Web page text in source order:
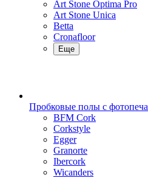
Art Stone Optima Pro
Art Stone Unica
Betta
Cronafloor
Еще
Пробковые полы с
BFM Cork
Corkstyle
Egger
Granorte
Ibercork
Wicanders